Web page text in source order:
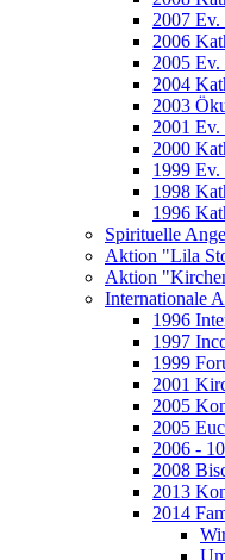
2007
2006
2005
2004
2003
2001
2000
1999
1998
1996
Spirituelle
Aktion "Lila
Aktion
Internationale
1996
1997
1999
2001
2005
2005
2006 -
2008
2013
2014